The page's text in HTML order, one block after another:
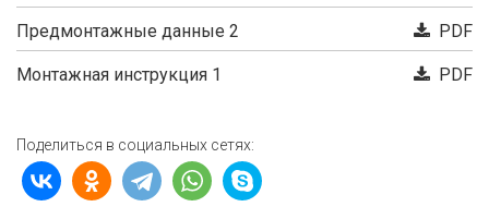
Предмонтажные данные 2 PDF
Монтажная инструкция 1 PDF
Поделиться в социальных сетях: